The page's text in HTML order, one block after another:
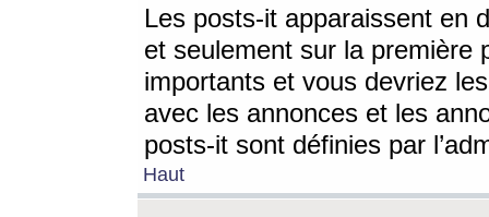
Les posts-it apparaissent en
et seulement sur la première
importants et vous devriez
avec les annonces et les
posts-it sont définies par
Haut